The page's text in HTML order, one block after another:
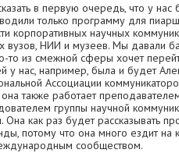
в первую очередь, что у
только программу для
корпоративных научных
вузов, НИИ и музеев. Мы давали
то из смежной сферы хочет
у нас, например, была и будет
Ассоциации
она также работает
группы научной
как раз будет рассказывать
потому что она много ездит на
сообществом.